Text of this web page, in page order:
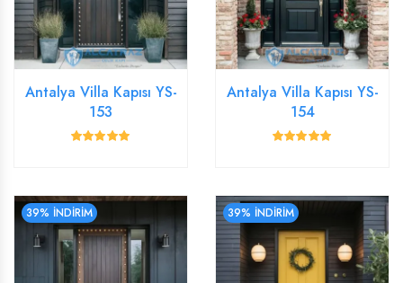
Antalya Villa Kapısı YS-
153
Antalya Villa Kapısı YS-
154
39% İNDİRİM 39% İNDİRİM